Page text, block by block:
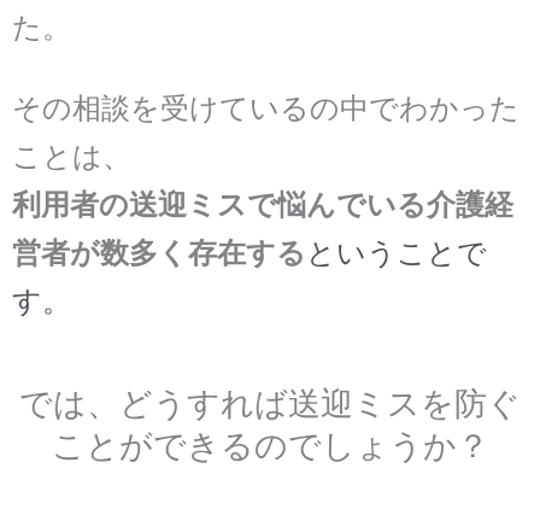
た。
その相談を受けているの中でわかった
ことは、
利用者の送迎ミスで悩んでいる介護経
営者が数多く存在する ということで
す。
では、どうすれば送迎ミスを防ぐ
ことができるのでしょうか？